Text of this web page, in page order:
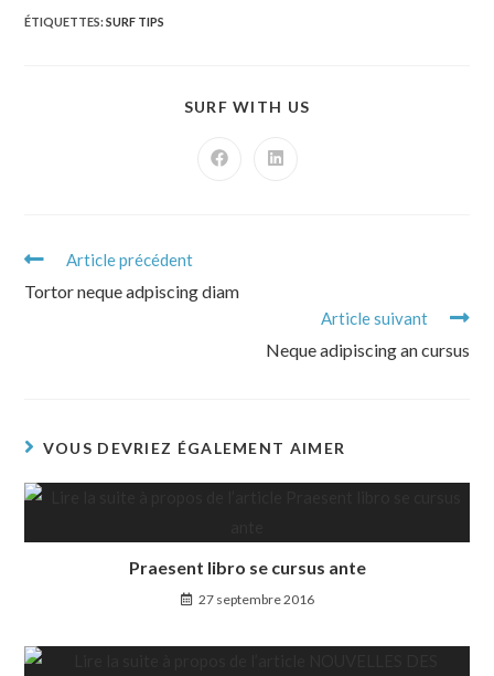
ÉTIQUETTES:SURF TIPS
SURF WITH US
Article précédent
Tortor neque adpiscing diam
Article suivant
Neque adipiscing an cursus
VOUS DEVRIEZ ÉGALEMENT AIMER
Praesent libro se cursus ante
27 septembre 2016